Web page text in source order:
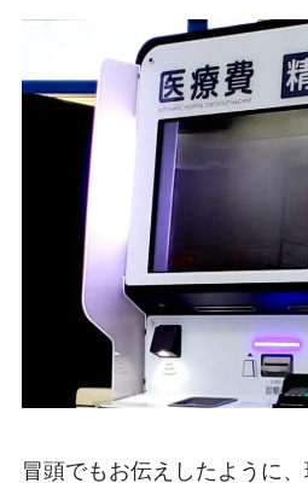
冒頭でもお伝えしたように